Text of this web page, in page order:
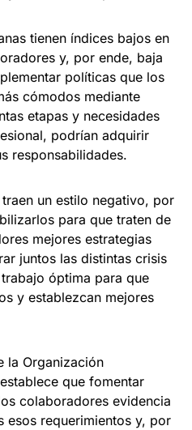
tienen índices bajos en
y, por ende, baja
políticas que los
cómodos mediante
etapas y necesidades
podrían adquirir
responsabilidades.
un estilo negativo, por
para que traten de
mejores estrategias
juntos las distintas crisis
óptima para que
y establezcan mejores
la Organización
que fomentar
colaboradores evidencia
esos requerimientos y, por